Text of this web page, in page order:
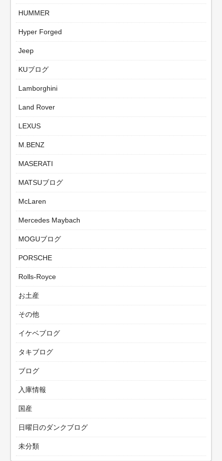
HUMMER
Hyper Forged
Jeep
KUブログ
Lamborghini
Land Rover
LEXUS
M.BENZ
MASERATI
MATSUブログ
McLaren
Mercedes Maybach
MOGUブログ
PORSCHE
Rolls-Royce
お土産
その他
イケベブログ
タキブログ
ブログ
入庫情報
国産
日曜日のダンクブログ
未分類